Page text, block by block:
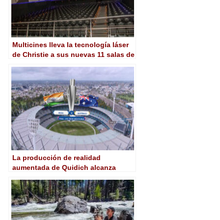
Multicines lleva la tecnología láser
de Christie a sus nuevas 11 salas de
La producción de realidad
aumentada de Quidich alcanza
GEN 10